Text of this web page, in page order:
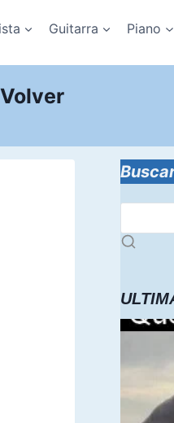
Guitarra Piano